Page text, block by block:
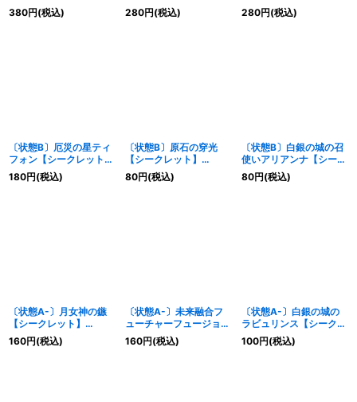
ィックシークレット】
{LOCR-JP072}《魔
380円(税込)
ークレット】{LOCR-
JP050}《モンスター》
280円(税込)
ィックシークレット】
{LOCR-JP051}《モンス
280円(税込)
〔状態B〕厄災の星ティ
フォン【シークレット】
{LOCR-JP035}《エク
シーズ》
180円(税込)
〔状態B〕原石の穿光
【シークレット】
{LOCR-JP074}《魔法》
80円(税込)
〔状態B〕白銀の城の召
使いアリアンナ【シーク
レット】{LOCR-
JP045}《モンスター》
80円(税込)
〔状態A-〕月女神の鏃
【シークレット】
{LOCR-JP037}《魔
法》
160円(税込)
〔状態A-〕未来融合フ
ューチャーフュージョン
ノヴァ【ウルトラ】
{LOCR-JP006}《魔
160円(税込)
〔状態A-〕白銀の城の
ラビュリンス【シークレ
ット】{LOCR-JP031}
《モンスター》
100円(税込)